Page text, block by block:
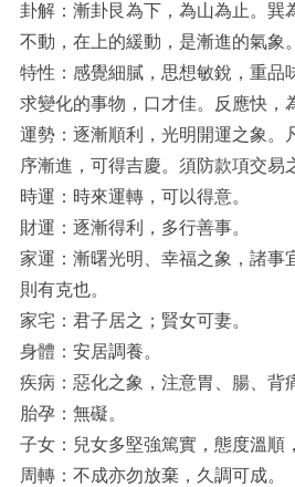
卦解：漸卦艮為下，為山為止。巽
不動，在上的緩動，是漸進的氣象。
特性：感覺細膩，思想敏銳，重品
求變化的事物，口才佳。反應快，
運勢：逐漸順利，光明開運之象。
序漸進，可得吉慶。須防款項交易
時運：時來運轉，可以得意。
財運：逐漸得利，多行善事。
家運：漸曙光明、幸福之象，諸事
則有克也。
家宅：君子居之；賢女可妻。
身體：安居調養。
疾病：惡化之象，注意胃、腸、背
胎孕：無礙。
子女：兒女多堅強篤實，態度溫順
周轉：不成亦勿放棄，久調可成。